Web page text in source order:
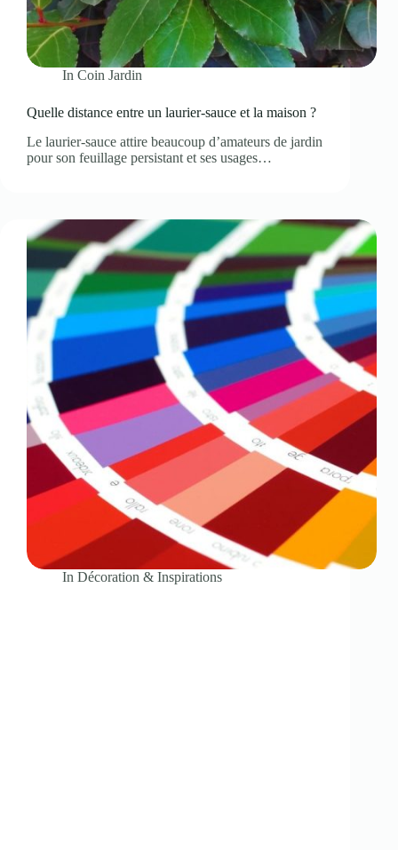
In Coin Jardin
Quelle distance entre un laurier-sauce et la maison ?
Le laurier-sauce attire beaucoup d’amateurs de jardin
pour son feuillage persistant et ses usages…
In Décoration & Inspirations